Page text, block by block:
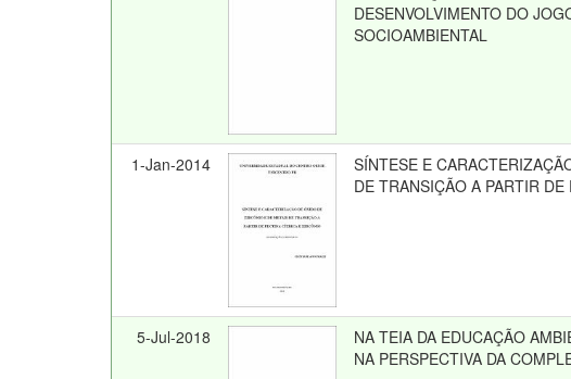
DESENVOLVIMENTO DO
SOCIOAMBIENTAL
1-Jan-2014
SÍNTESE E
DE TRANSIÇÃO A PARTIR
5-Jul-2018
NA TEIA DA EDUCAÇÃO
NA PERSPECTIVA DA